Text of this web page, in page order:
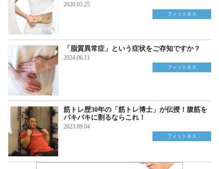
2026.05.25
フィットネス
「脂質異常症」という症状をご存知ですか？
2024.06.11
フィットネス
筋トレ歴30年の「筋トレ博士」が伝授！腹筋を
バキバキに割るならこれ！
2023.09.04
フィットネス